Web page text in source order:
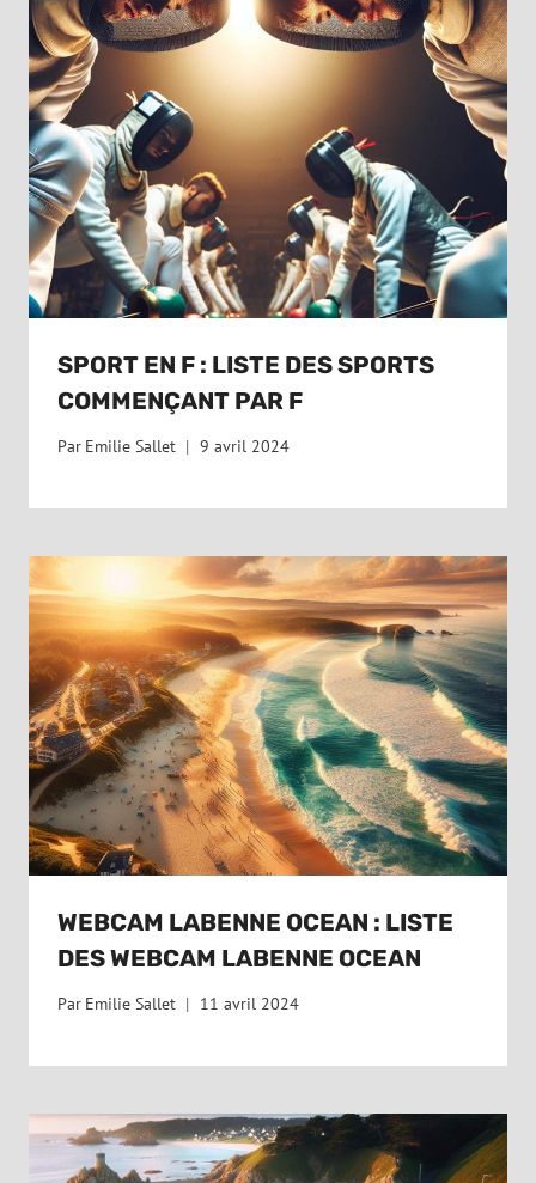
SPORT EN F : LISTE DES SPORTS
COMMENÇANT PAR F
Par Emilie Sallet 9 avril 2024
WEBCAM LABENNE OCEAN : LISTE
DES WEBCAM LABENNE OCEAN
Par Emilie Sallet 11 avril 2024